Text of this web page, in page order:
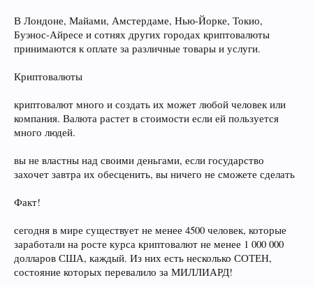
В Лондоне, Майами, Амстердаме, Нью-Йорке, Токио,
Буэнос-Айресе и сотнях других городах криптовалюты
принимаются к оплате за различные товары и услуги.
Криптовалюты
криптовалют много и создать их может любой человек или
компания. Валюта растет в стоимости если ей пользуется
много людей.
вы не властны над своими деньгами, если государство
захочет завтра их обесценить, вы ничего не сможете сделать
Факт!
сегодня в мире существует не менее 4500 человек, которые
заработали на росте курса криптовалют не менее 1 000 000
долларов США, каждый. Из них есть несколько СОТЕН,
состояние которых перевалило за МИЛЛИАРД!